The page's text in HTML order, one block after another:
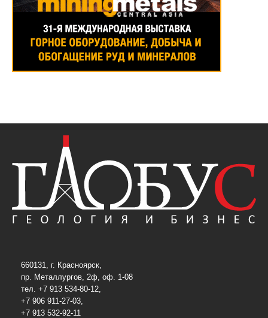
660131, г. Красноярск,
пр. Металлургов, 2ф, оф. 1-08
тел. +7 913 534-80-12,
+7 906 911-27-03,
+7 913 532-92-11